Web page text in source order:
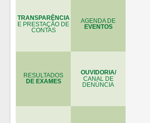
TRANSPARÊNCIA
E PRESTAÇÃO DE
CONTAS
AGENDA DE
EVENTOS
RESULTADOS
DE EXAMES
OUVIDORIA/
CANAL DE
DENÚNCIA